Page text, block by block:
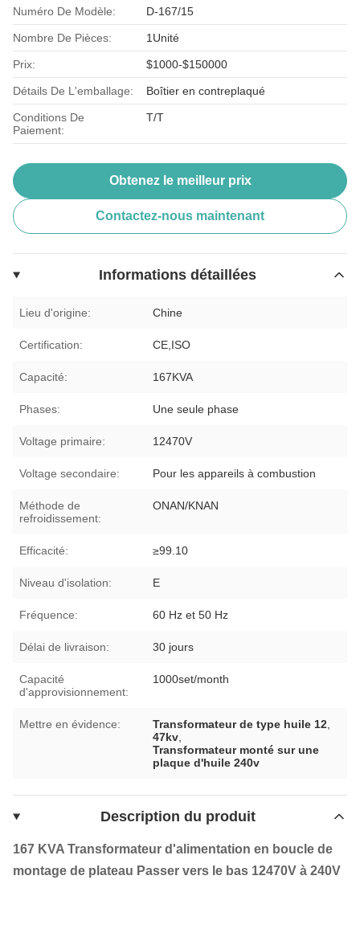
Numéro De Modèle: D-167/15
Nombre De Pièces: 1Unité
Prix: $1000-$150000
Détails De L'emballage: Boîtier en contreplaqué
Conditions De
Paiement:
T/T
Obtenez le meilleur prix
Contactez-nous maintenant
Informations détaillées
Lieu d'origine: Chine
Certification: CE,ISO
Capacité: 167KVA
Phases: Une seule phase
Voltage primaire: 12470V
Voltage secondaire: Pour les appareils à combustion
Méthode de
refroidissement:
ONAN/KNAN
Efficacité: ≥99.10
Niveau d'isolation: E
Fréquence: 60 Hz et 50 Hz
Délai de livraison: 30 jours
Capacité
d'approvisionnement:
1000set/month
Mettre en évidence: Transformateur de type huile 12
47kv
Transformateur monté sur une
plaque d'huile 240v
Description du produit
167 KVA Transformateur d'alimentation en boucle de
montage de plateau Passer vers le bas 12470V à 240V